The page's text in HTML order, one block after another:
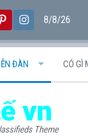
8/8/26
ĐÀN CÓ GÌ
Theme